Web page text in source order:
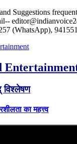
Suggestions
(WhatsApp),
विश्लेषण
का महत्त्व